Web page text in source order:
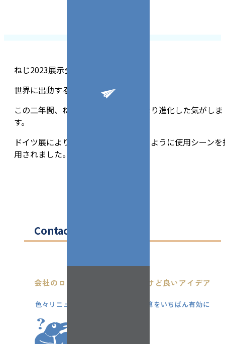
ねじ2023展示会GO
世界に出動する台湾のねじたちです。
この二年間、ねじの形や使い方がかなり進化した気がしま
す。
ドイツ展により説明がくわしくできるように使用シーンを
用されました。台湾ねじGOGOGO！
Contact
会社のロゴも名刺も一新したいけど良いアイデア
色々リニューアルを考えてるけど予算をいちばん有効に